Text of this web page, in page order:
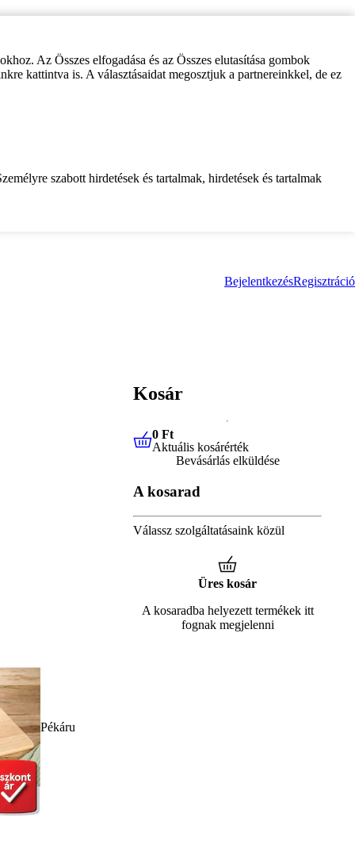
Az Összes elfogadása és az Összes elutasítása gombok
kattintva is. A választásaidat megosztjuk a partnereinkkel, de ez
szabott hirdetések és tartalmak, hirdetések és tartalmak
BejelentkezésRegisztráció
Pékáru
Kosár
0 FtAktuális kosárérték
0 Ft
Aktuális kosárérték
Bevásárlás elküldése
A kosarad
Válassz szolgáltatásaink közül
Üres kosár
A kosaradba helyezett termékek itt
fognak megjelenni